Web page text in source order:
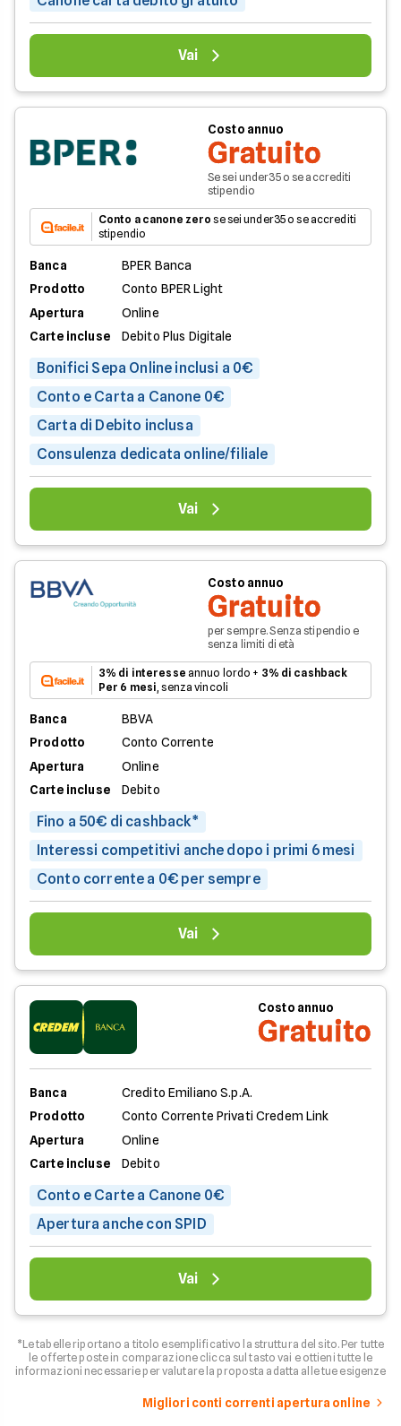
Vai
Costo annuo
Gratuito
Se sei under35 o se accrediti
stipendio
Conto a canone zero se sei under35 o se accrediti
stipendio
Banca
BPER Banca
Prodotto
Conto BPER Light
Apertura
Online
Carte incluse
Debito Plus Digitale
Bonifici Sepa Online inclusi a 0€
Conto e Carta a Canone 0€
Carta di Debito inclusa
Consulenza dedicata online/filiale
Vai
Costo annuo
Gratuito
per sempre. Senza stipendio e
senza limiti di età
3% di interesse annuo lordo + 3% di cashback
Per 6 mesi, senza vincoli
Banca
BBVA
Prodotto
Conto Corrente
Apertura
Online
Carte incluse
Debito
Fino a 50€ di cashback*
Interessi competitivi anche dopo i primi 6 mesi
Conto corrente a 0€ per sempre
Vai
Costo annuo
Gratuito
Banca
Credito Emiliano S.p.A.
Prodotto
Conto Corrente Privati Credem Link
Apertura
Online
Carte incluse
Debito
Conto e Carte a Canone 0€
Apertura anche con SPID
Vai
*Le tabelle riportano a titolo esemplificativo la struttura del sito. Per tutte
le offerte poste in comparazione clicca sul tasto vai e ottieni tutte le
informazioni necessarie per valutare la proposta adatta alle tue esigenze
Migliori conti correnti apertura online